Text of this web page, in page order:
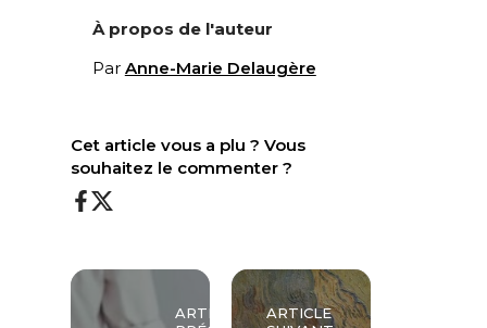
À propos de l'auteur
Par Anne-Marie Delaugère
Cet article vous a plu ? Vous
souhaitez le commenter ?
ARTICLE
ARTICLE